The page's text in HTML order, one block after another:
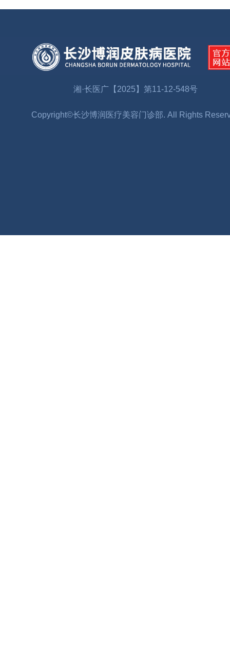
湘·长医广【2025】第11-12-548号
Copyright©长沙博润医疗美容门诊部. All Rights